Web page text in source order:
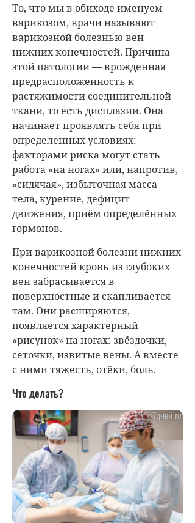
То, что мы в обиходе именуем
варикозом, врачи называют
варикозной болезнью вен
нижних конечностей. Причина
этой патологии — врожденная
предрасположенность к
растяжимости соединительной
ткани, то есть дисплазии. Она
начинает проявлять себя при
определенных условиях:
факторами риска могут стать
работа «на ногах» или, напротив,
«сидячая», избыточная масса
тела, курение, дефицит
движения, приём определённых
гормонов.
При варикозной болезни нижних
конечностей кровь из глубоких
вен забрасывается в
поверхностные и скапливается
там. Они расширяются,
появляется характерный
«рисунок» на ногах: звёздочки,
сеточки, извитые вены. А вместе
с ними тяжесть, отёки, боль.
Что делать?